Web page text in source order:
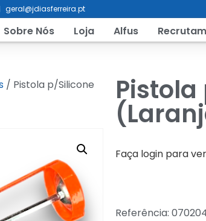
geral@jdiasferreira.pt
Sobre Nós Loja Alfus
/ Pistola p/Silicone
Faça login para
Referência: